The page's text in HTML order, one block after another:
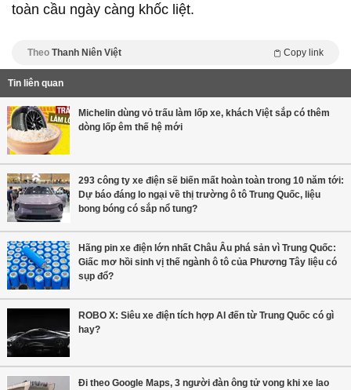
toàn cầu ngày càng khốc liệt.
Theo Thanh Niên Việt Copy link
Tin liên quan
Michelin dùng vỏ trấu làm lốp xe, khách Việt sắp có thêm
dòng lốp êm thế hệ mới
293 công ty xe điện sẽ biến mất hoàn toàn trong 10 năm tới:
Dự báo đáng lo ngại về thị trường ô tô Trung Quốc, liệu
bong bóng có sắp nổ tung?
Hãng pin xe điện lớn nhất Châu Âu phá sản vì Trung Quốc:
Giấc mơ hồi sinh vị thế ngành ô tô của Phương Tây liệu có
sụp đổ?
ROBO X: Siêu xe điện tích hợp AI đến từ Trung Quốc có gì
hay?
Đi theo Google Maps, 3 người đàn ông tử vong khi xe lao